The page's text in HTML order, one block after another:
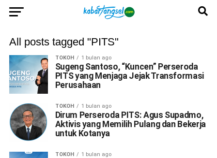
All posts tagged "PITS"
TOKOH 1 bulan ago
Sugeng Santoso, “Kuncen” Perseroda
PITS yang Menjaga Jejak Transformasi
Perusahaan
TOKOH 1 bulan ago
Dirum Perseroda PITS: Agus Supadmo,
Aktivis yang Memilih Pulang dan Bekerja
untuk Kotanya
TOKOH 1 bulan ago